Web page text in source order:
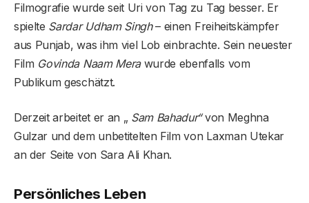
Filmografie wurde seit Uri von Tag zu Tag besser. Er
spielte Sardar Udham Singh– einen Freiheitskämpfer
aus Punjab, was ihm viel Lob einbrachte. Sein neuester
Film Govinda Naam Merawurde ebenfalls vom
Publikum geschätzt.
Derzeit arbeitet er an „ Sam Bahadur“von Meghna
Gulzar und dem unbetitelten Film von Laxman Utekar
an der Seite von Sara Ali Khan.
Persönliches Leben